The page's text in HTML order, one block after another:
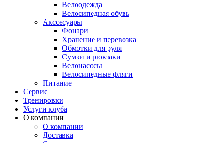
Велоодежда
Велосипедная обувь
Акссесуары
Фонари
Хранение и перевозка
Обмотки для руля
Сумки и рюкзаки
Велонасосы
Велосипедные фляги
Питание
Сервис
Тренировки
Услуги клуба
О компании
О компании
Доставка